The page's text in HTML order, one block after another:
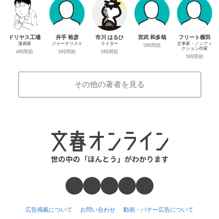
ドリヤス工場
漫画家
4時間前
井手 裕彦
ジャーナリスト
5時間前
市川 はるひ
ライター
5時間前
宮武 和多哉
5時間前
フリート横田
文筆家・ノンフィ
クション作家
5時間前
その他の著者を見る
広告掲載について お問い合わせ 動画・バナー広告について